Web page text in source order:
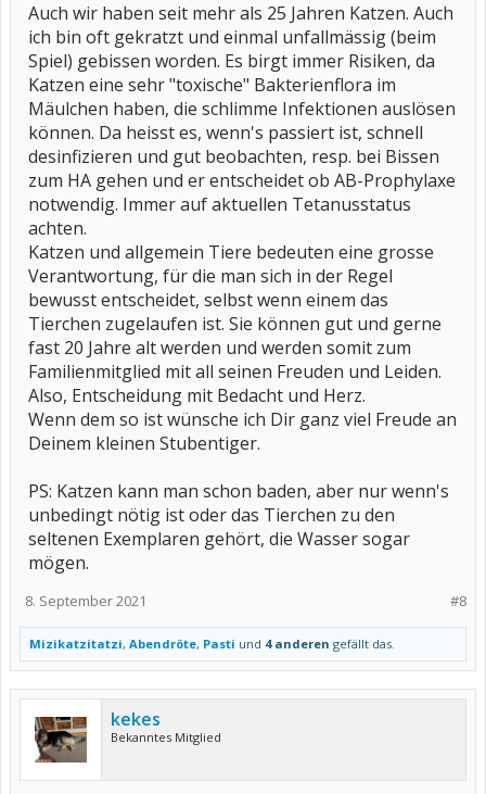
Auch wir haben seit mehr als 25 Jahren Katzen. Auch
ich bin oft gekratzt und einmal unfallmässig (beim
Spiel) gebissen worden. Es birgt immer Risiken, da
Katzen eine sehr "toxische" Bakterienflora im
Mäulchen haben, die schlimme Infektionen auslösen
können. Da heisst es, wenn's passiert ist, schnell
desinfizieren und gut beobachten, resp. bei Bissen
zum HA gehen und er entscheidet ob AB-Prophylaxe
notwendig. Immer auf aktuellen Tetanusstatus
achten.
Katzen und allgemein Tiere bedeuten eine grosse
Verantwortung, für die man sich in der Regel
bewusst entscheidet, selbst wenn einem das
Tierchen zugelaufen ist. Sie können gut und gerne
fast 20 Jahre alt werden und werden somit zum
Familienmitglied mit all seinen Freuden und Leiden.
Also, Entscheidung mit Bedacht und Herz.
Wenn dem so ist wünsche ich Dir ganz viel Freude an
Deinem kleinen Stubentiger.
PS: Katzen kann man schon baden, aber nur wenn's
unbedingt nötig ist oder das Tierchen zu den
seltenen Exemplaren gehört, die Wasser sogar
mögen.
#8
8. September 2021
Mizikatzitatzi, Abendröte, Pasti und 4 anderen gefällt das.
kekes
Bekanntes Mitglied